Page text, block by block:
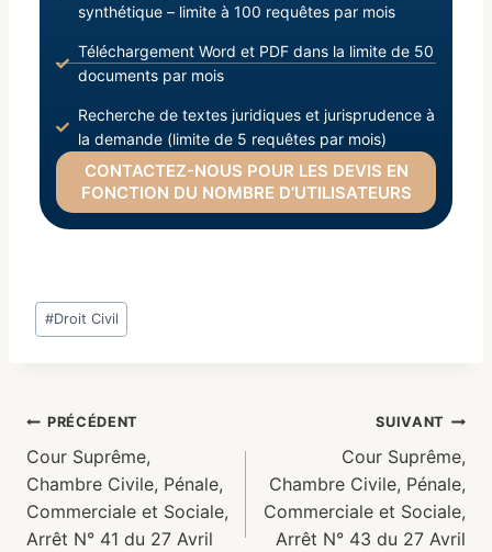
synthétique – limite à 100 requêtes par mois
Téléchargement Word et PDF dans la limite de 50
documents par mois
Recherche de textes juridiques et jurisprudence à
la demande (limite de 5 requêtes par mois)
CONTACTEZ-NOUS POUR LES DEVIS EN
FONCTION DU NOMBRE D’UTILISATEURS
#Droit Civil
PRÉCÉDENT
Cour Suprême,
Chambre Civile, Pénale,
Commerciale et Sociale,
Arrêt N° 41 du 27 Avril
SUIVANT
Cour Suprême,
Chambre Civile, Pénale,
Commerciale et Sociale,
Arrêt N° 43 du 27 Avril